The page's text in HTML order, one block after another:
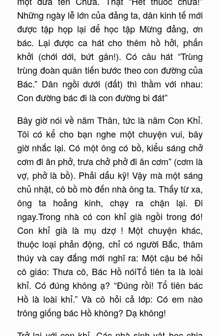
Những ngày lễ lớn của đảng ta, dân kinh tế mới
được tập họp lại để học tập Mừng đảng, ơn
bác. Lại được ca hát cho thêm hồ hởi, phấn
khởi (chới dới, bứt gân!). Có câu hát “Trùng
trùng đoàn quân tiến bước theo con đường của
Bác.” Dân ngồi dưới (đất) thì thầm với nhau:
Con đường bác đi là con đường bi đát”
Bây giờ nói về năm Thân, tức là năm Con Khỉ.
Tôi có kể cho bạn nghe một chuyện vui, bây
giờ nhắc lại. Có một ông có bồ, kiểu sáng chở
cơm đi ăn phở, trưa chở phở đi ăn cơm” (cơm là
vợ, phở là bồ). Phải dấu kỹ! Vậy mà một sáng
chủ nhật, cô bồ mò đến nhà ông ta. Thấy từ xa,
ông ta hoảng kinh, chạy ra chận lại. Đi
ngay.Trong nhà có con khỉ già ngồi trong đó!
Con khỉ già là mụ dzợ ! Một chuyện khác,
thuộc loại phản động, chỉ có người Bắc, thâm
thúy và cay đắng mới nghĩ ra: Một cậu bé hỏi
cô giáo: Thưa cô, Bác Hồ nóiTổ tiên ta là loài
khỉ. Có đúng không ạ? “Đúng rồi! Tổ tiên bác
Hồ là loài khỉ.” Và cô hỏi cả lớp: Có em nào
trông giống bác Hồ không? Dạ không!